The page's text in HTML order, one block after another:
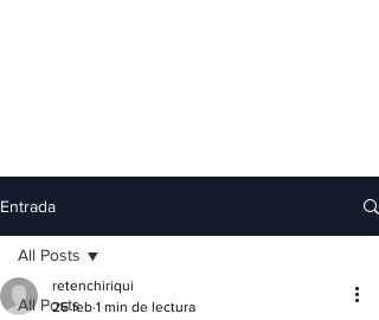
Entrada
All Posts
All Posts
retenchiriqui
26 feb 1 min de lectura